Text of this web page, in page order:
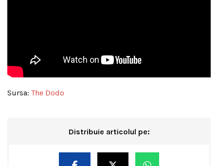
Sursa: The Dodo
Distribuie articolul pe: